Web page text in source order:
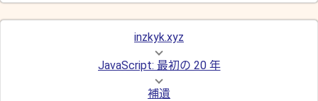
inzkyk.xyz
JavaScript: 最初の 20 年
補遺